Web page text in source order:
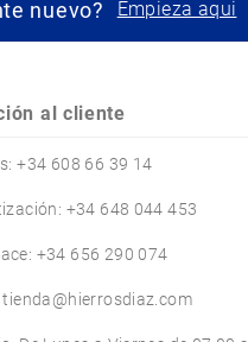
nuevo? Empieza aqui
al cliente
+34 608 66 39 14
+34 648 044 453
+34 656 290 074
tienda@hierrosdiaz.com